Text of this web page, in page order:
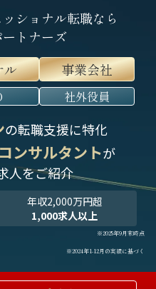
ショナル転職なら
トナーズ
ル 事業会社
社外役員
の転職支援に特化
ンサルタントが
人をご紹介
年収2,000万円超
1,000求人以上
※2025年9月末時点
※2024年1-12月の実績に基づく